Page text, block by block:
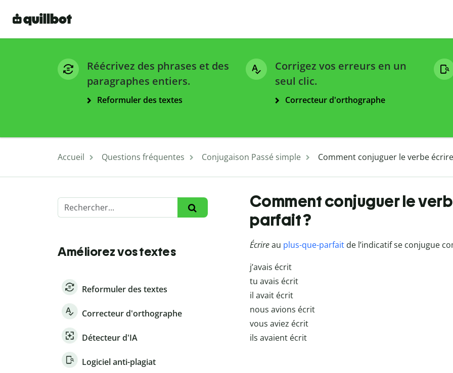
Réécrivez des phrases et des
paragraphes entiers.
Reformuler des textes
Corrigez vos erreurs en un
seul clic.
Correcteur d'orthographe
Accueil Questions fréquentes Conjugaison Passé simple Comment conjuguer le verbe
Améliorez vos textes
Reformuler des textes
Correcteur d'orthographe
Détecteur d'IA
Logiciel anti-plagiat
Comment conjuguer le
parfait ?
Écrireau plus-que-parfaitde l’indicatif se conjugue
j’avais écrit
tu avais écrit
il avait écrit
nous avions écrit
vous aviez écrit
ils avaient écrit